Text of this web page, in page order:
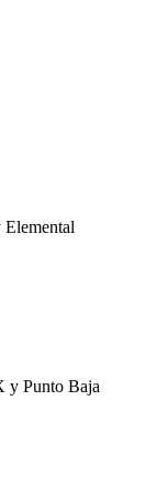
y Punto Baja